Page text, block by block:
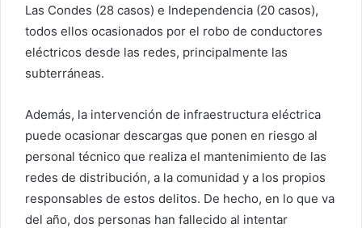
Las Condes (28 casos) e Independencia (20 casos),
todos ellos ocasionados por el robo de conductores
eléctricos desde las redes, principalmente las
subterráneas.
Además, la intervención de infraestructura eléctrica
puede ocasionar descargas que ponen en riesgo al
personal técnico que realiza el mantenimiento de las
redes de distribución, a la comunidad y a los propios
responsables de estos delitos. De hecho, en lo que va
del año, dos personas han fallecido al intentar